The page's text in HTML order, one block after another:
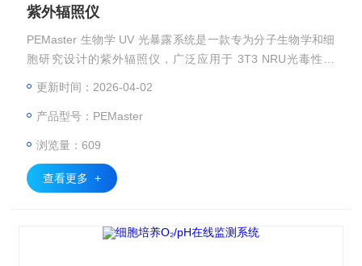
紫外辐照仪
PEMaster 生物学 UV 光暴露系统是一款专为分子生物学和细
胞研究设计的紫外辐照仪，广泛应用于 3T3 NRU光毒性试
型光衰老功效测试、光损伤修复功效测试、个性化光暴露模型
更新时间：2026-04-02
产品型号：PEMaster
浏览量：609
查看更多 +